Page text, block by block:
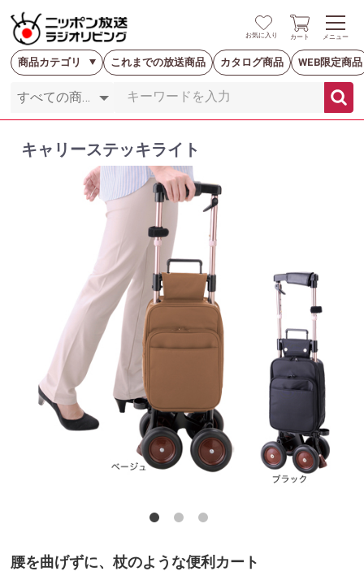
お気に入り カート メニュー
商品カテゴリ これまでの放送商品 カタログ商品 WEB限定商品
キャリーステッキライト
腰を曲げずに、杖のような便利カート